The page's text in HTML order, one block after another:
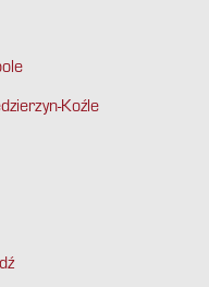
Koźle